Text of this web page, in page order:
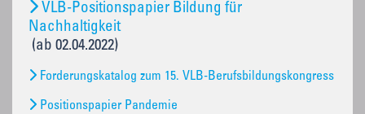
VLB-Positionspapier Bildung für
Nachhaltigkeit
(ab 02.04.2022)
Forderungskatalog zum 15. VLB-Berufsbildungskongress
Positionspapier Pandemie